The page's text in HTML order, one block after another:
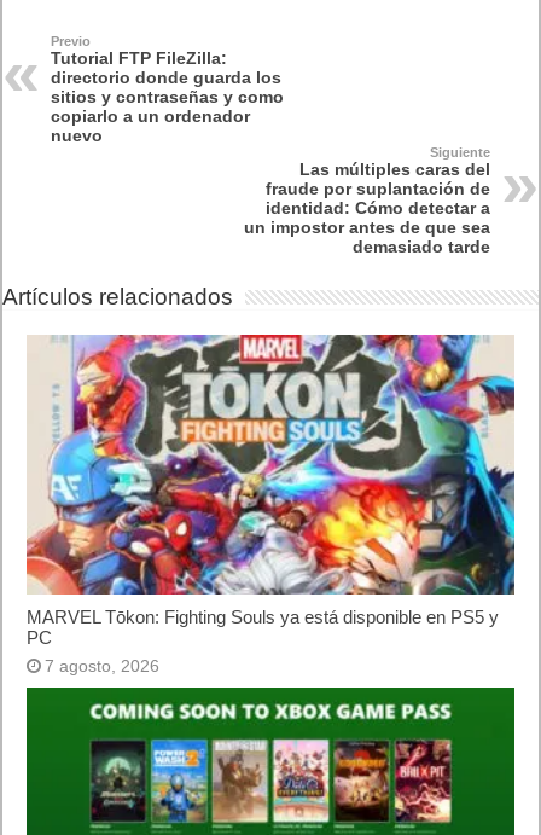
Previo
Tutorial FTP FileZilla:
directorio donde guarda los
sitios y contraseñas y como
copiarlo a un ordenador
nuevo
Siguiente
Las múltiples caras del
fraude por suplantación de
identidad: Cómo detectar a
un impostor antes de que sea
demasiado tarde
Artículos relacionados
MARVEL Tōkon: Fighting Souls ya está disponible en PS5 y
PC
7 agosto, 2026